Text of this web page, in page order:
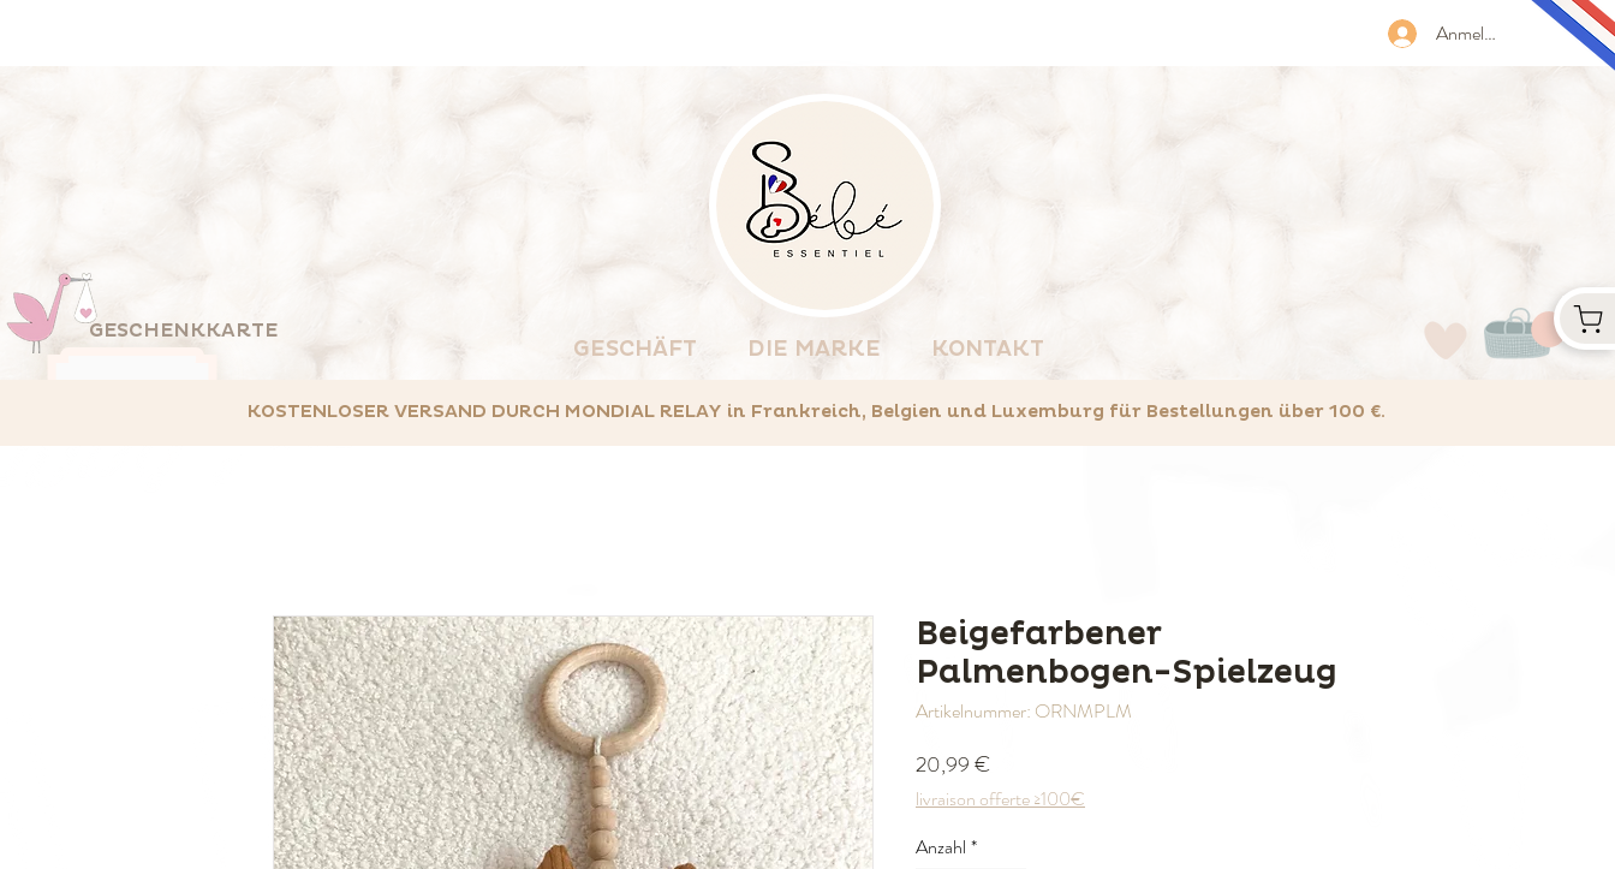
Anmelden
GESCHENKKARTE
GESCHÄFT DIE MARKE KONTAKT
KOSTENLOSER VERSAND DURCH MONDIAL RELAY in Frankreich, Belgien und Luxemburg für Bestellungen über 100 €.
Beigefarbener
Palmenbogen-Spielzeug
Artikelnummer: ORNMPLM
20,99 €Preis
livraison offerte ≥100€
Anzahl *